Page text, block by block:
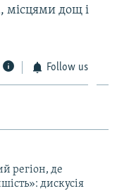
місцями дощ і
Follow us
регіон, де
дискусія